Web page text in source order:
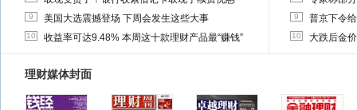
9 美国大选震撼登场 下周会发生这些大事
10 收益率可达9.48% 本周这十款理财产品最“赚钱”
9 普京下令
10 大跌后金
理财媒体封面